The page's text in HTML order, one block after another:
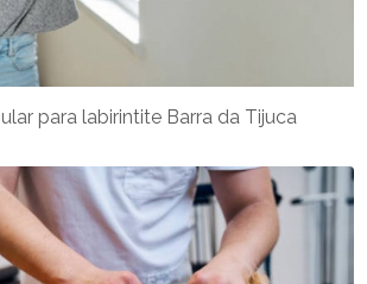
para labirintite Barra da Tijuca